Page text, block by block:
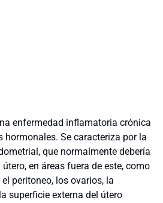
enfermedad inflamatoria crónica
hormonales. Se caracteriza por la
que normalmente debería
en áreas fuera de este, como
peritoneo, los ovarios, la
superficie externa del útero